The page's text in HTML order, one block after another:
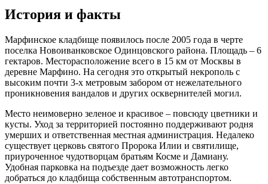
История и факты
Марфинское кладбище появилось после 2005 года в черте
поселка Новоиванковское Одинцовского района. Площадь – 6
гектаров. Месторасположение всего в 15 км от Москвы в
деревне Марфино. На сегодня это открытый некрополь с
высоким почти 3-х метровым забором от нежелательного
проникновения вандалов и других осквернителей могил.
Место неимоверно зеленое и красивое – повсюду цветники и
кусты. Уход за территорией постоянно поддерживают родня
умерших и ответственная местная администрация. Недалеко
существует церковь святого Пророка Илии и святилище,
приуроченное чудотворцам братьям Косме и Дамиану.
Удобная парковка на подъезде дает возможность легко
добраться до кладбища собственным автотранспортом.